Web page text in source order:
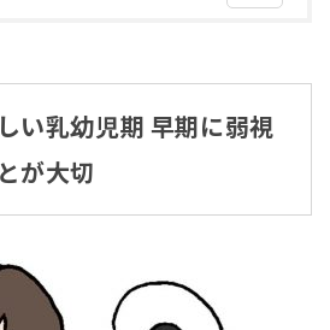
い乳幼児期 早期に弱視
が大切